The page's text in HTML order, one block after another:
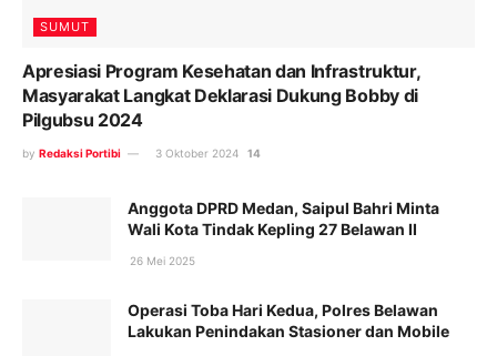
SUMUT
Apresiasi Program Kesehatan dan Infrastruktur,
Masyarakat Langkat Deklarasi Dukung Bobby di
Pilgubsu 2024
by Redaksi Portibi 3 Oktober 2024 14
Anggota DPRD Medan, Saipul Bahri Minta
Wali Kota Tindak Kepling 27 Belawan II
26 Mei 2025
Operasi Toba Hari Kedua, Polres Belawan
Lakukan Penindakan Stasioner dan Mobile